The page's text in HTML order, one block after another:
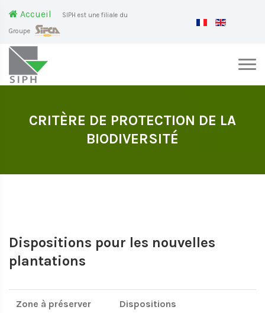
Accueil SIPH est une filiale du
Groupe
CRITÈRE DE PROTECTION DE LA
BIODIVERSITÉ
Dispositions pour les nouvelles
plantations
Zone à préserver Dispositions